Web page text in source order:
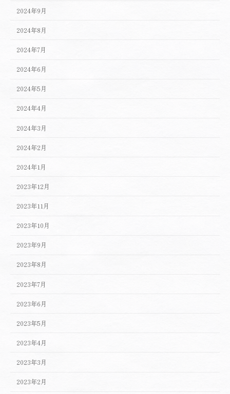
2024年9月
2024年8月
2024年7月
2024年6月
2024年5月
2024年4月
2024年3月
2024年2月
2024年1月
2023年12月
2023年11月
2023年10月
2023年9月
2023年8月
2023年7月
2023年6月
2023年5月
2023年4月
2023年3月
2023年2月